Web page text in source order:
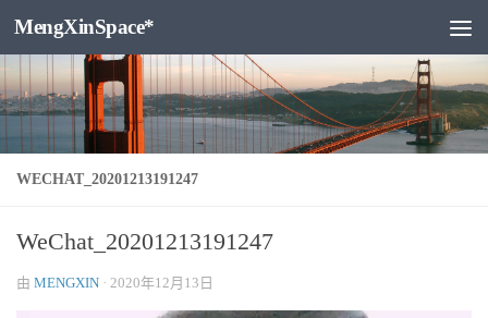
跳至内容
MengXinSpace*
WECHAT_20201213191247
WeChat_20201213191247
由 MENGXIN · 2020年12月13日